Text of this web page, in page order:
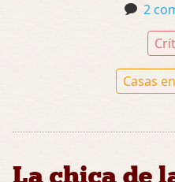
2
Casas